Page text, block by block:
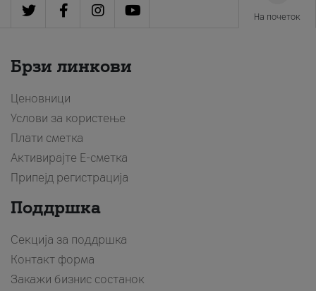
На почеток
Брзи линкови
Ценовници
Услови за користење
Плати сметка
Активирајте Е-сметка
Припејд регистрација
Поддршка
Секција за поддршка
Контакт форма
Закажи бизнис состанок